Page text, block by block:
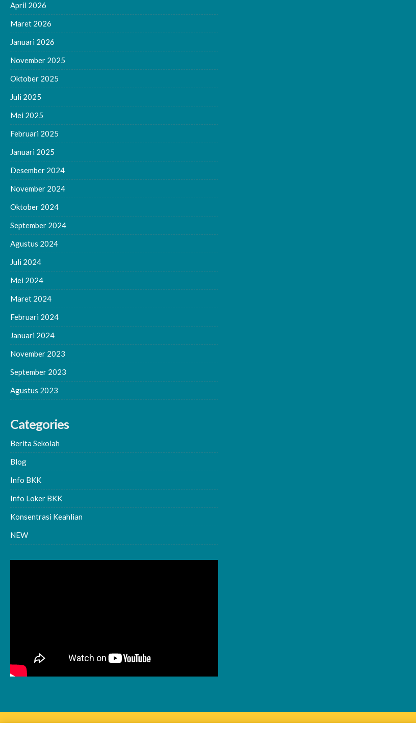
April 2026
Maret 2026
Januari 2026
November 2025
Oktober 2025
Juli 2025
Mei 2025
Februari 2025
Januari 2025
Desember 2024
November 2024
Oktober 2024
September 2024
Agustus 2024
Juli 2024
Mei 2024
Maret 2024
Februari 2024
Januari 2024
November 2023
September 2023
Agustus 2023
Categories
Berita Sekolah
Blog
Info BKK
Info Loker BKK
Konsentrasi Keahlian
NEW